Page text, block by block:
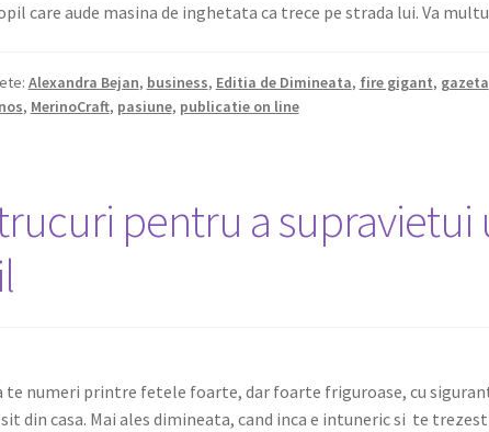
care aude masina de inghetata ca trece pe strada lui. Va
Alexandra Bejan, business, Editia de Dimineata, fire gigant, gazeta
, MerinoCraft, pasiune, publicatie on line
pentru a supravietui
te numeri printre fetele foarte, dar foarte friguroase, cu
din casa. Mai ales dimineata, cand inca e intuneric si te